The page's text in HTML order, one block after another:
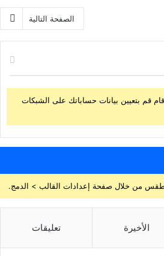
الصفحة التالية
قم بتعيين بيانات حساباتك على الشبكات
الأخيرة تعليقات